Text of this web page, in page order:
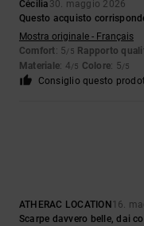
Cécilia 30. maggio 2026
Questo acquisto
Mostra originale - Français
Comfort: 5/5 Rapporto
Materiale: 4/5 Colore: 5/5
Consiglio questo
ATHERAC LOCATION 16.
Scarpe davvero belle, dai